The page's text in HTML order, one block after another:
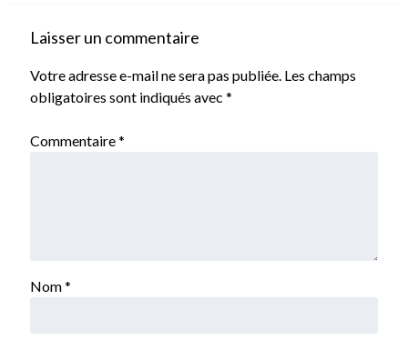
Laisser un commentaire
Votre adresse e-mail ne sera pas publiée. Les champs
obligatoires sont indiqués avec *
Commentaire*
Nom*